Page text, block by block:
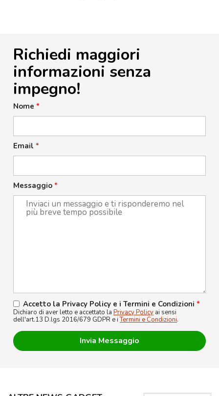
Richiedi maggiori
informazioni senza
impegno!
Nome *
Email *
Messaggio *
Accetto la Privacy Policy e i Termini e Condizioni *
Dichiaro di aver letto e accettato la Privacy Policy ai sensi
dell'art.13 D.lgs 2016/679 GDPR e iTermini e Condizioni.